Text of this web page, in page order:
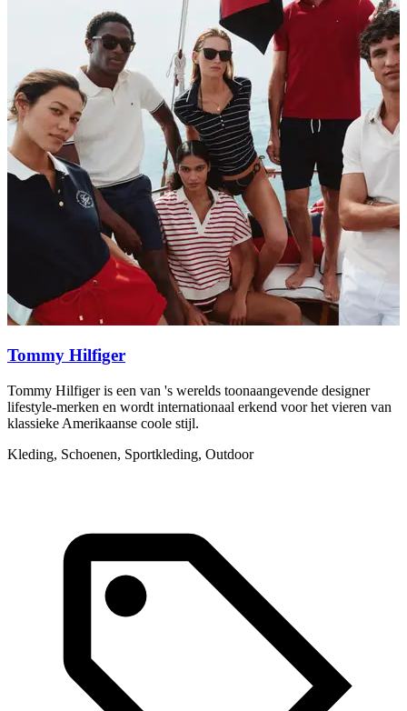
Tommy Hilfiger
Tommy Hilfiger is een van 's werelds toonaangevende designer
lifestyle-merken en wordt internationaal erkend voor het vieren van
klassieke Amerikaanse coole stijl.
Kleding, Schoenen, Sportkleding, Outdoor